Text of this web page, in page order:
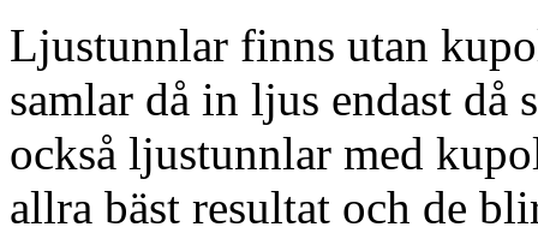
Ljustunnlar finns utan
samlar då in ljus endast då
också ljustunnlar med
allra bäst resultat och de